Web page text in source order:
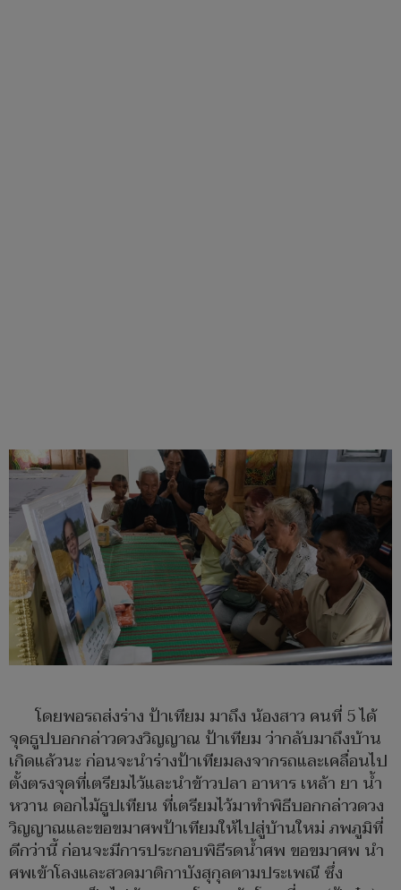
โดยพอรถส่งร่าง ป้าเทียม มาถึง น้องสาว คนที่ 5 ได้
จุดธูปบอกกล่าวดวงวิญญาณ ป้าเทียม ว่ากลับมาถึงบ้าน
เกิดแล้วนะ ก่อนจะนำร่างป้าเทียมลงจากรถและเคลื่อนไป
ตั้งตรงจุดที่เตรียมไว้และนำข้าวปลา อาหาร เหล้า ยา น้ำ
หวาน ดอกไม้ธูปเทียน ที่เตรียมไว้มาทำพิธีบอกกล่าวดวง
วิญญาณและขอขมาศพป้าเทียมให้ไปสู่บ้านใหม่ ภพภูมิที่
ดีกว่านี้ ก่อนจะมีการประกอบพิธีรดน้ำศพ ขอขมาศพ นำ
ศพเข้าโลงและสวดมาติกาบังสุกุลตามประเพณี ซึ่ง